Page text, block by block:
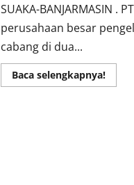
SUAKA-BANJARMASIN .
perusahaan besar
cabang di dua...
Baca selengkapnya!Read
more